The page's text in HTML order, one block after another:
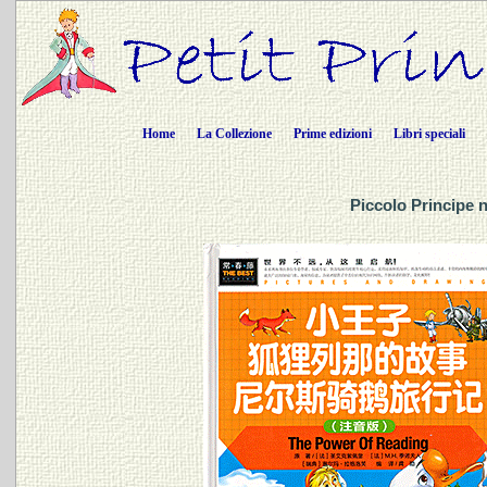
Home La Collezione Prime edizioni Libri speciali
Piccolo Principe